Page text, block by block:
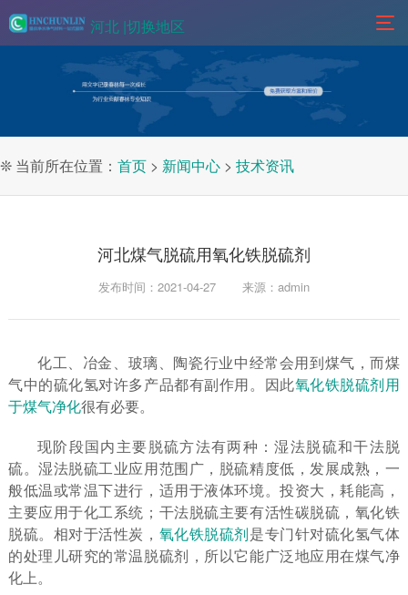
河北 |切换地区
❊ 当前所在位置： 首页 > 新闻中心 > 技术资讯
河北煤气脱硫用氧化铁脱硫剂
发布时间：2021-04-27 来源：admin
化工、冶金、玻璃、陶瓷行业中经常会用到煤气，而煤
气中的硫化氢对许多产品都有副作用。因此氧化铁脱硫剂用
于煤气净化很有必要。
现阶段国内主要脱硫方法有两种：湿法脱硫和干法脱
硫。湿法脱硫工业应用范围广，脱硫精度低，发展成熟，一
般低温或常温下进行，适用于液体环境。投资大，耗能高，
主要应用于化工系统；干法脱硫主要有活性碳脱硫，氧化铁
脱硫。相对于活性炭， 氧化铁脱硫剂 是专门针对硫化氢气体
的处理儿研究的常温脱硫剂，所以它能广泛地应用在煤气净
化上。